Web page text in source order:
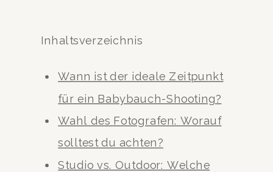
Inhaltsverzeichnis
Wann ist der ideale Zeitpunkt
für ein Babybauch-Shooting?
Wahl des Fotografen: Worauf
solltest du achten?
Studio vs. Outdoor: Welche